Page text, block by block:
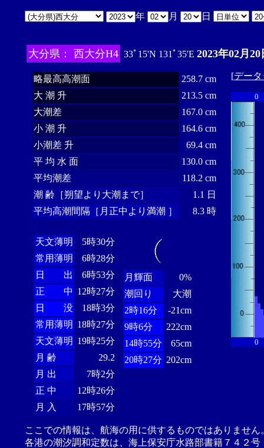
年 月 日
大分県： 西大分H4 33ﾟ15'N 131ﾟ35'E 2023年02月
略最高高潮面
258.7 cm
大 潮 升
213.5 cm
大潮差
167.0 cm
小 潮 升
164.6 cm
小潮差 升
69.4 cm
平 均 水 面
130.0 cm
平均潮差
118.2 cm
潮 齢［朔望より大潮まで］
1.1 日
平均高潮間隔［月正中より満潮 ］
8.3 時
天文薄明
5時30分
常用薄明
6時28分
日 出
6時53分
正 中 12時27分
日 没
18時3分
常用薄明 18時27分
天文薄明 19時25分
月 齢
29.2
月 出
7時2分
正 中
12時26分
月 入
17時57分
月輝面
0%
潮回り
大潮
2時16分
-21cm
9時6分
222cm
14時55分
65cm
20時27分 202cm
[デー
0
0
ここでの情報は、航海の用に供するものではありませ
各港の潮汐調和定数は、海上保安庁水路部書籍７４２